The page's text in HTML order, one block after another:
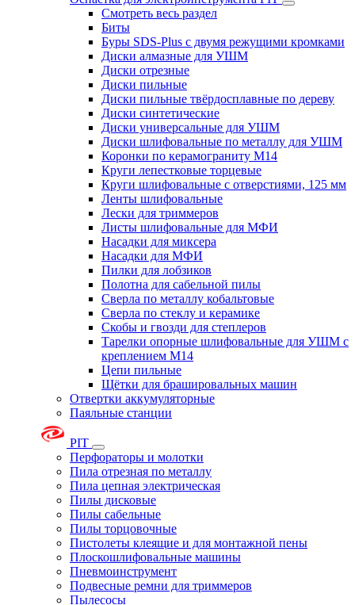
Смотреть весь раздел
Биты
Буры SDS-Plus c двумя режущими кромками
Диски алмазные для УШМ
Диски отрезные
Диски пильные
Диски пильные твёрдосплавные по дереву
Диски синтетические
Диски универсальные для УШМ
Диски шлифовальные по металлу для УШМ
Коронки по керамограниту M14
Круги лепестковые торцевые
Круги шлифовальные с отверстиями, 125 мм
Ленты шлифовальные
Лески для триммеров
Листы шлифовальные для МФИ
Насадки для миксера
Насадки для МФИ
Пилки для лобзиков
Полотна для сабельной пилы
Сверла по металлу кобальтовые
Сверла по стеклу и керамике
Скобы и гвозди для степлеров
Тарелки опорные шлифовальные для УШМ с
креплением М14
Цепи пильные
Щётки для брашировальных машин
Отвертки аккумуляторные
Паяльные станции
PIT
Перфораторы и молотки
Пила отрезная по металлу
Пила цепная электрическая
Пилы дисковые
Пилы сабельные
Пилы торцовочные
Пистолеты клеящие и для монтажной пены
Плоскошлифовальные машины
Пневмоинструмент
Подвесные ремни для триммеров
Пылесосы